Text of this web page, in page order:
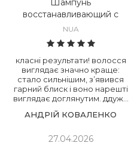
Шампунь
восстанавливающий с
экстрактом овса и
семенами льна Nua
Ristrutturante Shampoo
NUA
класні результати! волосся
виглядає значно краще:
стало сильнішим, з’явився
гарний блиск і воно нарешті
виглядає доглянутим. ддуже
замовляти ще.
АНДРІЙ КОВАЛЕНКО
27.04.2026